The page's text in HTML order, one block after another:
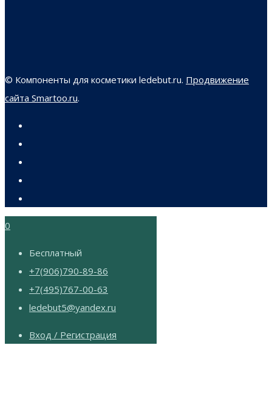
© Компоненты для косметики ledebut.ru. Продвижение
сайта Smartoo.ru.
0
Бесплатный
+7(906)790-89-86
+7(495)767-00-63
ledebut5@yandex.ru
Вход / Регистрация